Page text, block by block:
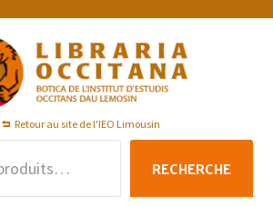
Retour au site de l'IEO Limousin
pour :
RECHERCHE